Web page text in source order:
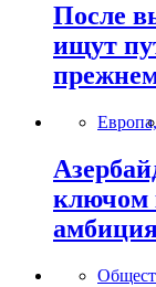
После
ищут
Европа,
ключом